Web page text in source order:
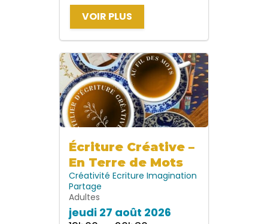
VOIR PLUS
Écriture Créative –
En Terre de Mots
Créativité Ecriture Imagination
Partage
Adultes
jeudi 27 août 2026